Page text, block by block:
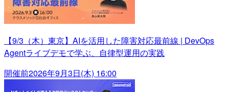
【9/3（木）東京】AIを活用した障害対応最前線 | DevOps
Agentライブデモで学ぶ、自律型運用の実践
開催前2026年9月3日(木) 16:00